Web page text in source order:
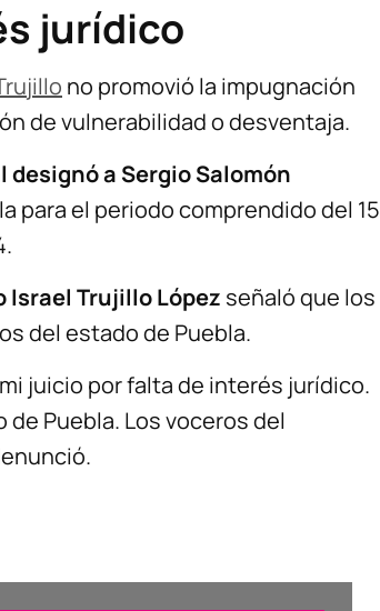
jurídico
no promovió la impugnación
de vulnerabilidad o desventaja.
designó a Sergio Salomón
para el periodo comprendido del 15
Israel Trujillo López señaló que los
del estado de Puebla.
juicio por falta de interés jurídico.
Puebla. Los voceros del